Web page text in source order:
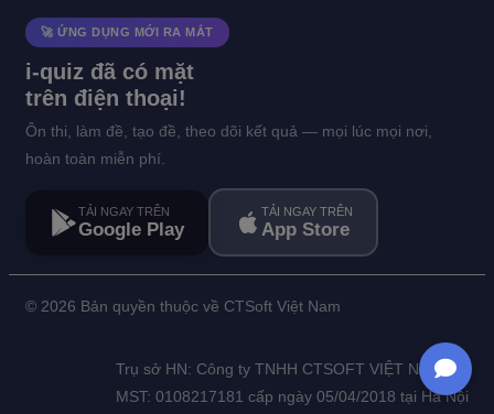
🚀 ỨNG DỤNG MỚI RA MẮT
i-quiz đã có mặt
trên điện thoại!
Ôn thi, làm đề, tạo đề, theo dõi kết quả — mọi lúc mọi nơi,
hoàn toàn miễn phí.
TẢI NGAY TRÊN
Google Play
TẢI NGAY TRÊN
App Store
© 2026 Bản quyền thuộc về CTSoft Việt Nam
Trụ sở HN: Công ty TNHH CTSOFT VIỆT NAM
MST: 0108217181 cấp ngày 05/04/2018 tại Hà Nội